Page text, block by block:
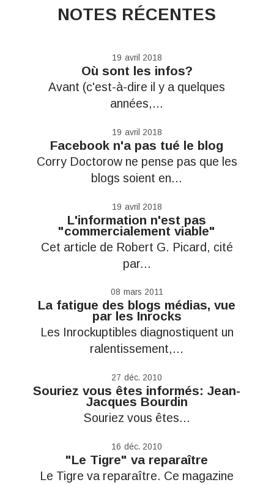
NOTES RÉCENTES
19 avril 2018
Où sont les infos?
Avant (c'est-à-dire il y a quelques
années,...
19 avril 2018
Facebook n'a pas tué le blog
Corry Doctorow ne pense pas que les
blogs soient en...
19 avril 2018
L'information n'est pas
"commercialement viable"
Cet article de Robert G. Picard, cité
par...
08 mars 2011
La fatigue des blogs médias, vue
par les Inrocks
Les Inrockuptibles diagnostiquent un
ralentissement,...
27 déc. 2010
Souriez vous êtes informés: Jean-
Jacques Bourdin
Souriez vous êtes...
16 déc. 2010
"Le Tigre" va reparaître
Le Tigre va reparaître. Ce magazine